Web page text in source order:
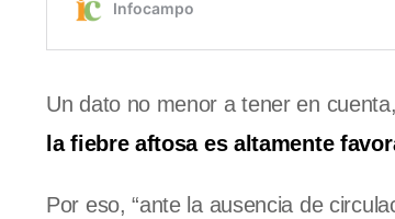
Un dato no menor a tener en
la fiebre aftosa es altamente
Por eso, “ante la ausencia de